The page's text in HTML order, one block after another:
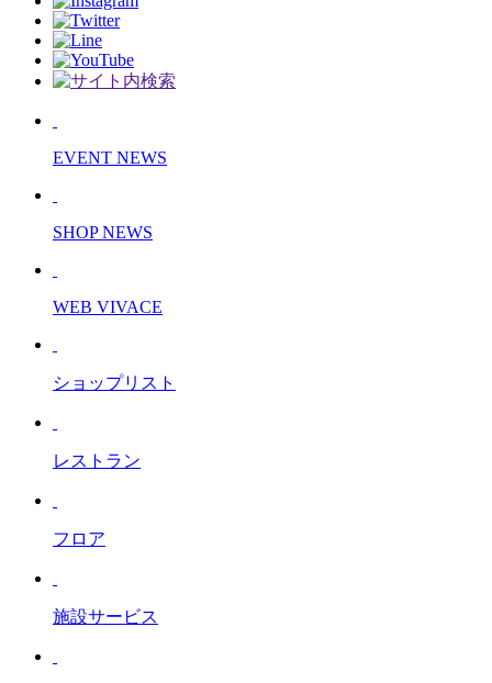
EVENT NEWS
SHOP NEWS
WEB VIVACE
ショップリスト
レストラン
フロア
施設サービス